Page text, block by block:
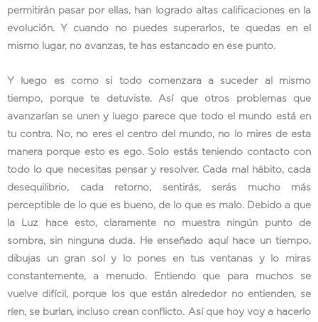
permitirán pasar por ellas, han logrado altas calificaciones en la
evolución. Y cuando no puedes superarlos, te quedas en el
mismo lugar, no avanzas, te has estancado en ese punto.
Y luego es como si todo comenzara a suceder al mismo
tiempo, porque te detuviste. Así que otros problemas que
avanzarían se unen y luego parece que todo el mundo está en
tu contra. No, no eres el centro del mundo, no lo mires de esta
manera porque esto es ego. Solo estás teniendo contacto con
todo lo que necesitas pensar y resolver. Cada mal hábito, cada
desequilibrio, cada retorno, sentirás, serás mucho más
perceptible de lo que es bueno, de lo que es malo. Debido a que
la Luz hace esto, claramente no muestra ningún punto de
sombra, sin ninguna duda. He enseñado aquí hace un tiempo,
dibujas un gran sol y lo pones en tus ventanas y lo miras
constantemente, a menudo. Entiendo que para muchos se
vuelve difícil, porque los que están alrededor no entienden, se
ríen, se burlan, incluso crean conflicto. Así que hoy voy a hacerlo